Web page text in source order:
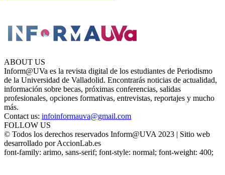
ABOUT US
Inform@UVa es la revista digital de los estudiantes de Periodismo
de la Universidad de Valladolid. Encontrarás noticias de actualidad,
información sobre becas, próximas conferencias, salidas
profesionales, opciones formativas, entrevistas, reportajes y mucho
más.
Contact us: infoinformauva@gmail.com
FOLLOW US
© Todos los derechos reservados Inform@UVA 2023 | Sitio web
desarrollado por AccionLab.es
font-family: arimo, sans-serif; font-style: normal; font-weight: 400;